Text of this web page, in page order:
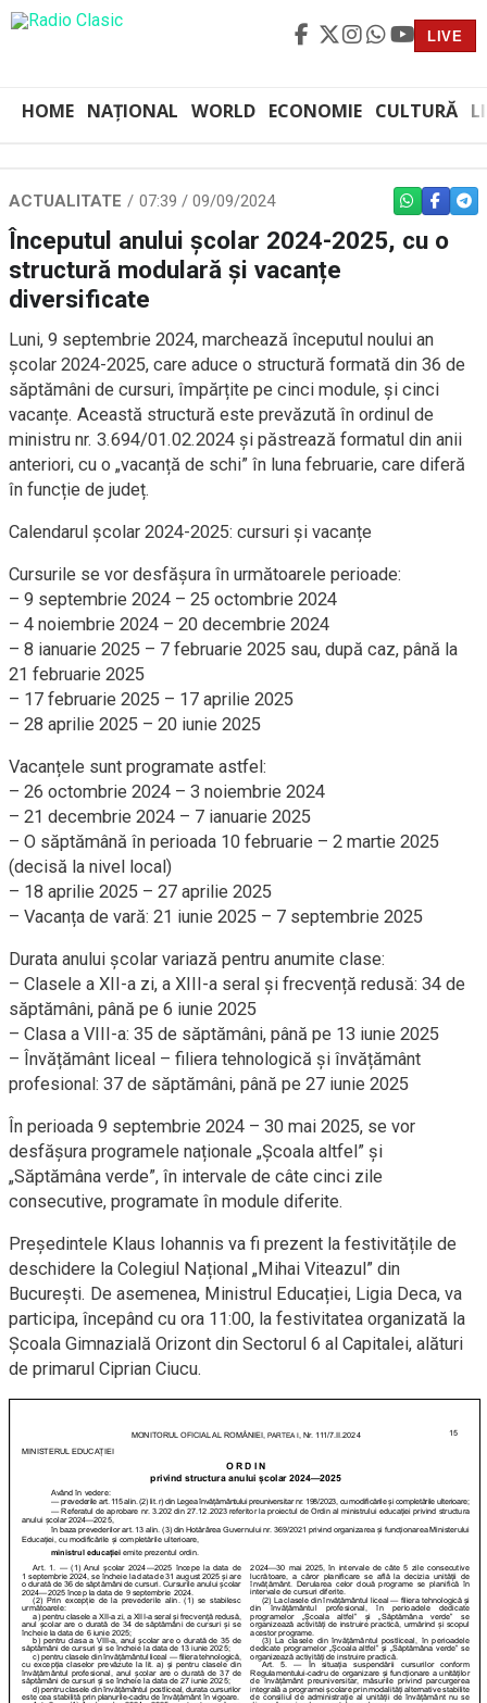
LIVE
HOME NAȚIONAL WORLD ECONOMIE CULTURĂ
ACTUALITATE 07:39 / 09/09/2024 WHATSAPP
Începutul anului școlar 2024-2025, cu o
structură modulară și vacanțe
diversificate
Luni, 9 septembrie 2024, marchează începutul noului an
școlar 2024-2025, care aduce o structură formată din 36 de
săptămâni de cursuri, împărțite pe cinci module, și cinci
vacanțe. Această structură este prevăzută în ordinul de
ministru nr. 3.694/01.02.2024 și păstrează formatul din anii
anteriori, cu o „vacanță de schi” în luna februarie, care diferă
în funcție de județ.
Calendarul școlar 2024-2025: cursuri și vacanțe
Cursurile se vor desfășura în următoarele perioade:
– 9 septembrie 2024 – 25 octombrie 2024
– 4 noiembrie 2024 – 20 decembrie 2024
– 8 ianuarie 2025 – 7 februarie 2025 sau, după caz, până la
21 februarie 2025
– 17 februarie 2025 – 17 aprilie 2025
– 28 aprilie 2025 – 20 iunie 2025
Vacanțele sunt programate astfel:
– 26 octombrie 2024 – 3 noiembrie 2024
– 21 decembrie 2024 – 7 ianuarie 2025
– O săptămână în perioada 10 februarie – 2 martie 2025
(decisă la nivel local)
– 18 aprilie 2025 – 27 aprilie 2025
– Vacanța de vară: 21 iunie 2025 – 7 septembrie 2025
Durata anului școlar variază pentru anumite clase:
– Clasele a XII-a zi, a XIII-a seral și frecvență redusă: 34 de
săptămâni, până pe 6 iunie 2025
– Clasa a VIII-a: 35 de săptămâni, până pe 13 iunie 2025
– Învățământ liceal – filiera tehnologică și învățământ
profesional: 37 de săptămâni, până pe 27 iunie 2025
În perioada 9 septembrie 2024 – 30 mai 2025, se vor
desfășura programele naționale „Școala altfel” și
„Săptămâna verde”, în intervale de câte cinci zile
consecutive, programate în module diferite.
Președintele Klaus Iohannis va fi prezent la festivitățile de
deschidere la Colegiul Național „Mihai Viteazul” din
București. De asemenea, Ministrul Educației, Ligia Deca, va
participa, începând cu ora 11:00, la festivitatea organizată la
Școala Gimnazială Orizont din Sectorul 6 al Capitalei, alături
de primarul Ciprian Ciucu.